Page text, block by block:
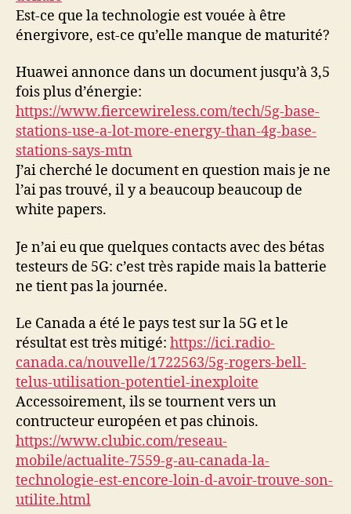
Est-ce que la technologie est vouée à être
énergivore, est-ce qu’elle manque de maturité?
Huawei annonce dans un document jusqu’à 3,5
fois plus d’énergie:
https://www.fiercewireless.com/tech/5g-base-
stations-use-a-lot-more-energy-than-4g-base-
stations-says-mtn
J’ai cherché le document en question mais je ne
l’ai pas trouvé, il y a beaucoup beaucoup de
white papers.
Je n’ai eu que quelques contacts avec des bétas
testeurs de 5G: c’est très rapide mais la batterie
ne tient pas la journée.
Le Canada a été le pays test sur la 5G et le
résultat est très mitigé: https://ici.radio-
canada.ca/nouvelle/1722563/5g-rogers-bell-
telus-utilisation-potentiel-inexploite
Accessoirement, ils se tournent vers un
contructeur européen et pas chinois.
https://www.clubic.com/reseau-
mobile/actualite-7559-g-au-canada-la-
technologie-est-encore-loin-d-avoir-trouve-son-
utilite.html